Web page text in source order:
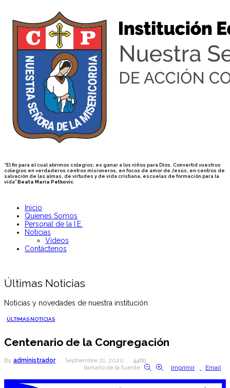
“El fin para el cual abrimos colegios; es ganar a los niños para Dios. Convertid vuestros
colegios en verdaderos centros misioneros, en focos de amor de Jesús, en centros de
salvación de las almas, de virtudes y de vida cristiana, escuelas de formación para la
vida”Beata María Petkovic
Inicio
Quienes Somos
Personal de la I.E.
Noticias
Videos
Contáctenos
Últimas Noticias
Noticias y novedades de nuestra institución
ÚLTIMAS NOTICIAS
Centenario de la Congregación
By administrador Septiembre 21, 2020
4469
tamaño de la fuente
Imprimir Email